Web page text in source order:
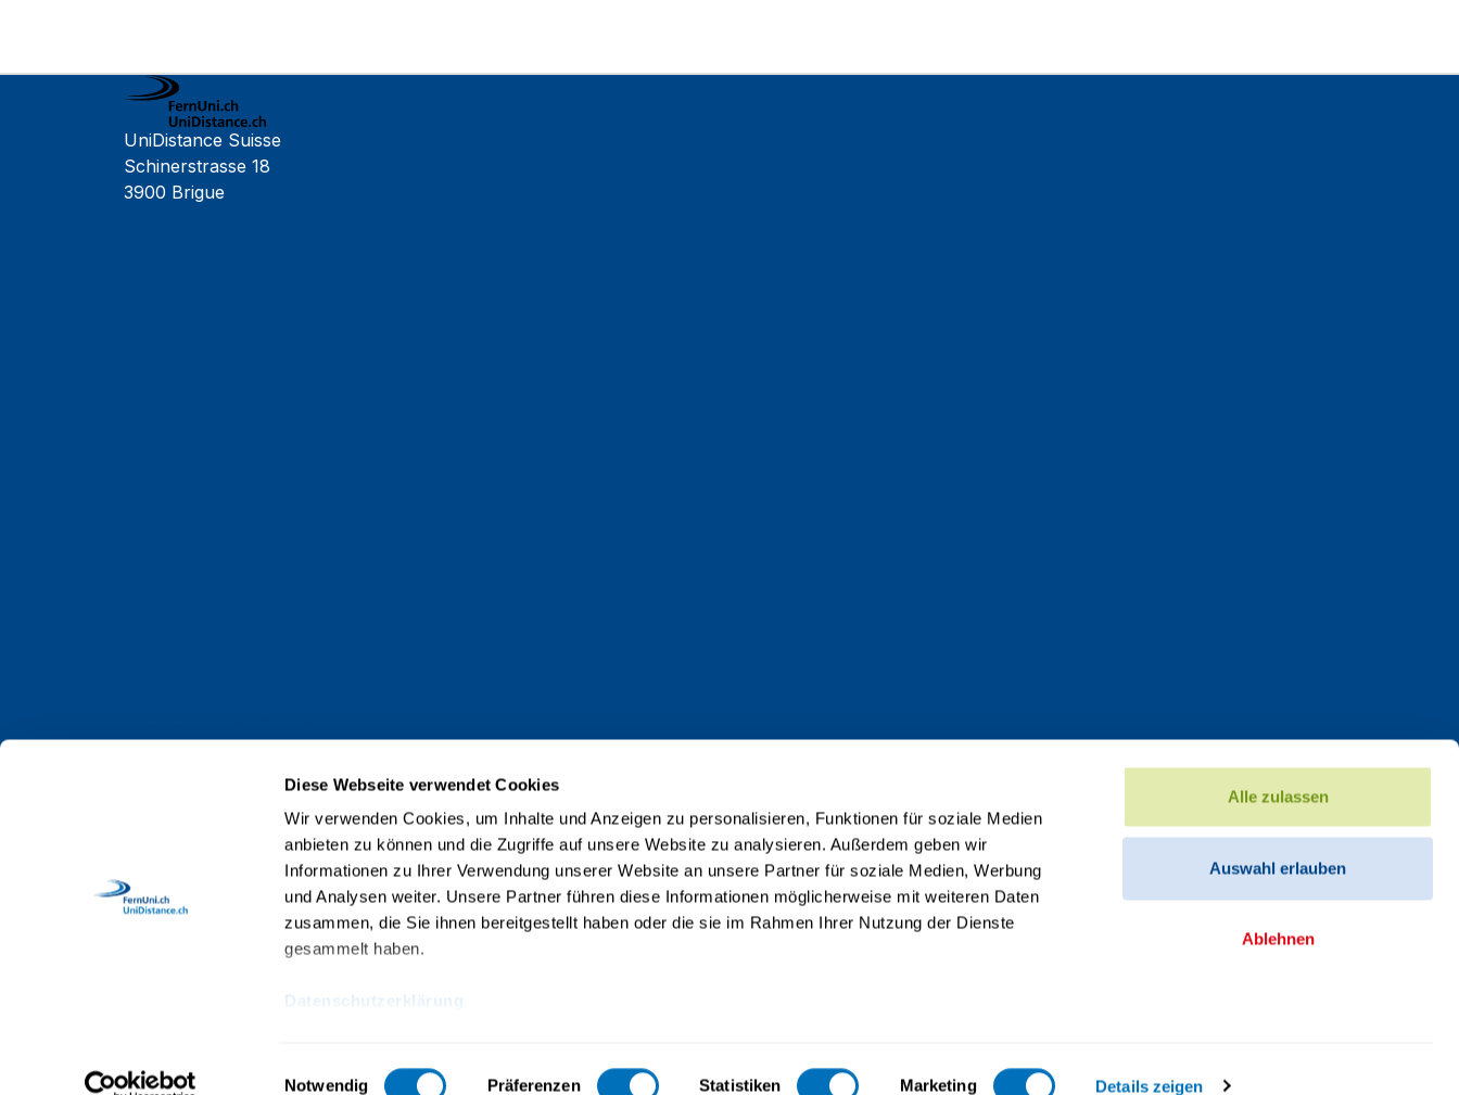
Diese Webseite verwendet Cookies
Wir verwenden Cookies, um Inhalte und Anzeigen zu personalisieren, Funktionen für soziale Medien
anbieten zu können und die Zugriffe auf unsere Website zu analysieren. Außerdem geben wir
Informationen zu Ihrer Verwendung unserer Website an unsere Partner für soziale Medien, Werbung
und Analysen weiter. Unsere Partner führen diese Informationen möglicherweise mit weiteren Daten
zusammen, die Sie ihnen bereitgestellt haben oder die sie im Rahmen Ihrer Nutzung der Dienste
gesammelt haben.
Datenschutzerklärung
Einwilligungsauswahl
Notwendig Präferenzen Statistiken Marketing Details zeigen
Alle zulassen
Auswahl erlauben
Ablehnen
UniDistance Suisse
Schinerstrasse 18
3900 Brigue
Collaboratrices et collaborateurs
© 2026 UniDistance Suisse, Institut universitaire accrédité selon la LEHE